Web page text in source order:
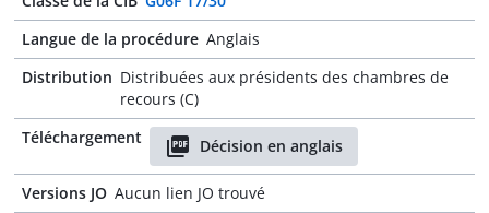
Langue de la procédure Anglais
Distribution Distribuées aux présidents des chambres de
recours (C)
Téléchargement
Décision en anglais
Versions JO Aucun lien JO trouvé